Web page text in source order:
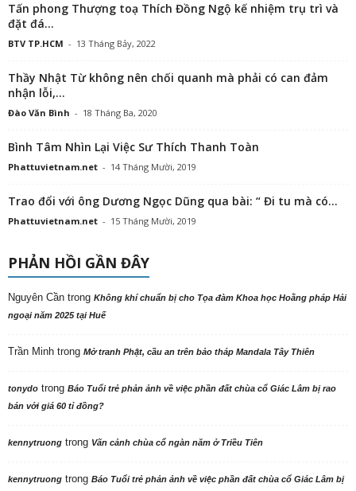
Tấn phong Thượng toạ Thích Đồng Ngộ kế nhiệm trụ trì và
đặt đá...
BTV TP.HCM - 13 Tháng Bảy, 2022
Thầy Nhật Từ không nên chối quanh mà phải có can đảm
nhận lỗi,...
Đào Văn Bình - 18 Tháng Ba, 2020
Bình Tâm Nhìn Lại Việc Sư Thích Thanh Toàn
Phattuvietnam.net - 14 Tháng Mười, 2019
Trao đổi với ông Dương Ngọc Dũng qua bài: “ Đi tu mà có...
Phattuvietnam.net - 15 Tháng Mười, 2019
PHẢN HỒI GẦN ĐÂY
Nguyên Cần trong Không khí chuẩn bị cho Tọa đàm Khoa học Hoằng pháp Hải
ngoại năm 2025 tại Huế
Trần Minh trong Mở tranh Phật, cầu an trên bảo tháp Mandala Tây Thiên
tonydo trong Báo Tuổi trẻ phản ảnh về việc phần đất chùa cổ Giác Lâm bị rao
bán với giá 60 tỉ đồng?
kennytruong trong Vãn cảnh chùa cổ ngàn năm ở Triều Tiên
kennytruong trong Báo Tuổi trẻ phản ảnh về việc phần đất chùa cổ Giác Lâm bị